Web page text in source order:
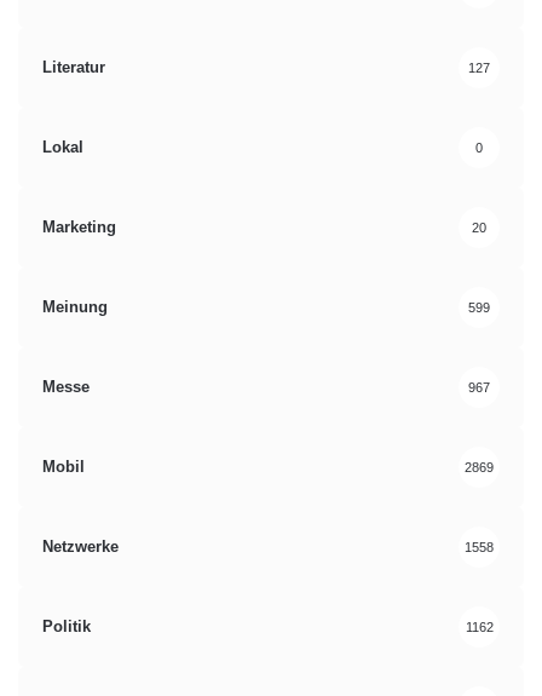
Literatur 127
Lokal 0
Marketing 20
Meinung 599
Messe 967
Mobil 2869
Netzwerke 1558
Politik 1162